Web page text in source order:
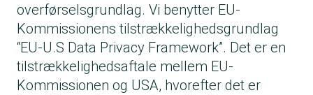
overførselsgrundlag. Vi benytter EU-
Kommissionens tilstrækkelighedsgrundlag
“EU-U.S Data Privacy Framework”. Det er en
tilstrækkelighedsaftale mellem EU-
Kommissionen og USA, hvorefter det er